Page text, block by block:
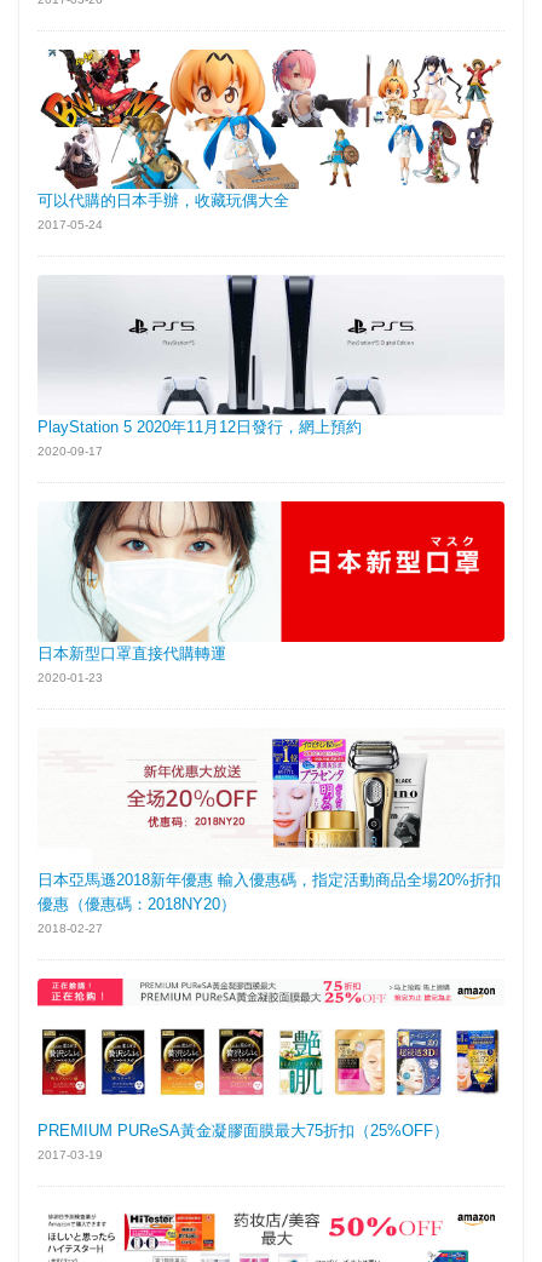
可以代購的日本手辦，收藏玩偶大全
2017-05-24
PlayStation 5 2020年11月12日發行，網上預約
2020-09-17
日本新型口罩直接代購轉運
2020-01-23
日本亞馬遜2018新年優惠 輸入優惠碼，指定活動商品全場20%折扣
優惠（優惠碼：2018NY20）
2018-02-27
PREMIUM PUReSA黃金凝膠面膜最大75折扣（25%OFF）
2017-03-19